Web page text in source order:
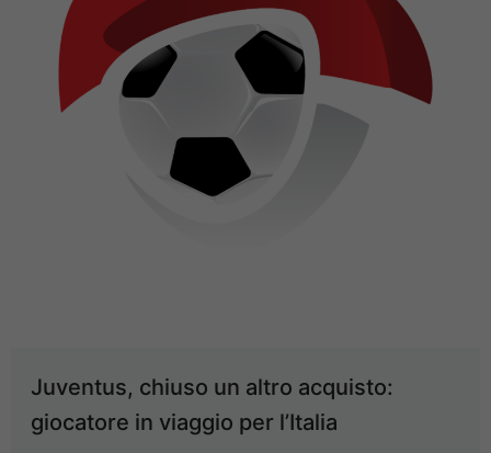
Juventus, chiuso un altro acquisto:
giocatore in viaggio per l’Italia